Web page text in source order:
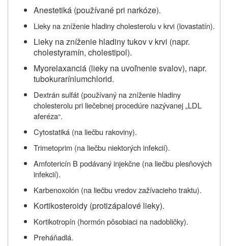
Anestetiká (používané pri narkóze).
Lieky na zníženie hladiny cholesterolu v krvi (lovastatín).
Lieky na zníženie hladiny tukov v krvi (napr.
cholestyramín, cholestipol).
Myorelaxanciá (lieky na uvoľnenie svalov), napr.
tubokuraríniumchlorid.
Dextrán sulfát (používaný na zníženie hladiny
cholesterolu pri liečebnej procedúre nazývanej „LDL
aferéza“.
Cytostatiká (na liečbu rakoviny).
Trimetoprim (na liečbu niektorých infekcií).
Amfotericín B podávaný injekčne (na liečbu plesňových
infekcií).
Karbenoxolón (na liečbu vredov zažívacieho traktu).
Kortikosteroidy (protizápalové lieky).
Kortikotropín (hormón pôsobiaci na nadobličky).
Preháňadlá.